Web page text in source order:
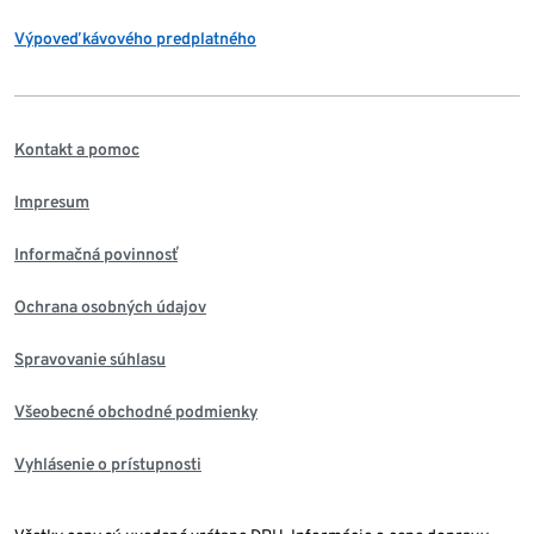
Výpoveď kávového predplatného
Kontakt a pomoc
Impresum
Informačná povinnosť
Ochrana osobných údajov
Spravovanie súhlasu
Všeobecné obchodné podmienky
Vyhlásenie o prístupnosti